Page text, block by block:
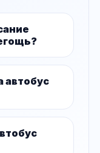
автобус